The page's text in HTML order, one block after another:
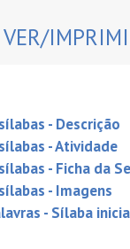
VER/
- Descrição
- Atividade
- Ficha da
- Imagens
- Sílaba